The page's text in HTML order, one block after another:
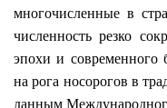
многочисленные в
численность резко
эпохи и современного
на рога носорогов в
данным